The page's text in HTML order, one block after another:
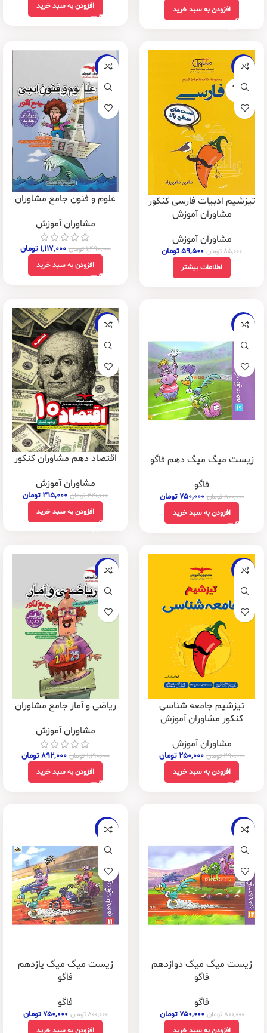
افزودن به سبد خرید افزودن به سبد خرید
-30%
فروخته
تیزشیم ادبیات فارسی کنکور
مشاوران آموزش
مشاوران آموزش
۸۵,۰۰۰تومان ۵۹,۵۰۰ تومان
اطلاعات بیشتر
-25%
علوم و فنون جامع مشاوران
مشاوران آموزش
۱,۴۹۰,۰۰۰تومان ۱,۱۱۷,۰۰۰ تومان
افزودن به سبد خرید
-6%
زیست میگ میگ دهم فاگو
فاگو
۸۰۰,۰۰۰تومان ۷۵۰,۰۰۰ تومان
افزودن به سبد خرید
-25%
اقتصاد دهم مشاوران کنکور
مشاوران آموزش
۴۲۰,۰۰۰تومان ۳۱۵,۰۰۰ تومان
افزودن به سبد خرید
-14%
تیزشیم جامعه شناسی
کنکور مشاوران آموزش
مشاوران آموزش
۲۹۰,۰۰۰تومان ۲۵۰,۰۰۰ تومان
افزودن به سبد خرید
-25%
ریاضی و آمار جامع مشاوران
مشاوران آموزش
۱,۱۹۰,۰۰۰تومان ۸۹۲,۰۰۰ تومان
افزودن به سبد خرید
-6%
زیست میگ میگ دوازدهم
فاگو
فاگو
۸۰۰,۰۰۰تومان ۷۵۰,۰۰۰ تومان
افزودن به سبد خرید
-6%
زیست میگ میگ یازدهم
فاگو
فاگو
۸۰۰,۰۰۰تومان ۷۵۰,۰۰۰ تومان
افزودن به سبد خرید